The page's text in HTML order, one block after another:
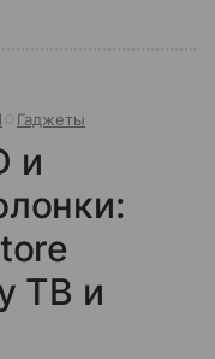
Гаджеты
и
ТВ и